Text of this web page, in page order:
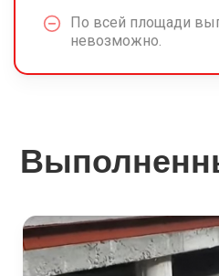
По всей площади
невозможно.